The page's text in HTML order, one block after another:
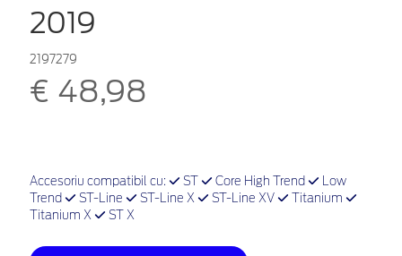
2019
2197279
€ 48,98
Accesoriu compatibil cu: ST Core High Trend
Low
Trend
ST-Line ST-Line X ST-Line XV
Titanium
Titanium X
ST X